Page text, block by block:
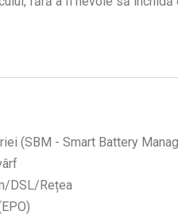
(SBM - Smart Battery
DSL/Rețea